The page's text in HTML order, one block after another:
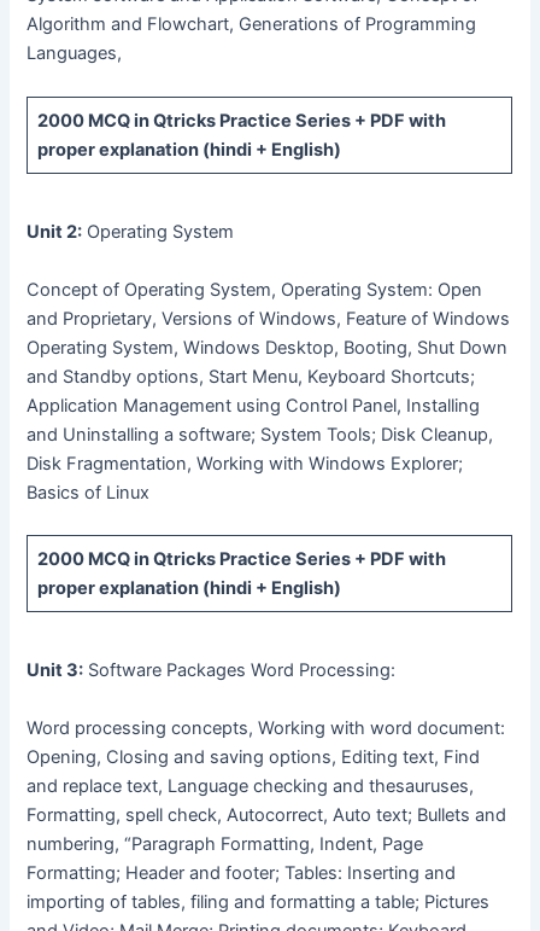
Algorithm and Flowchart, Generations of Programming
Languages,
2000 MCQin Qtricks Practice Series + PDF with
proper explanation (hindi + English)
Unit 2: Operating System
Concept of Operating System, Operating System: Open
and Proprietary, Versions of Windows, Feature of Windows
Operating System, Windows Desktop, Booting, Shut Down
and Standby options, Start Menu, Keyboard Shortcuts;
Application Management using Control Panel, Installing
and Uninstalling a software; System Tools; Disk Cleanup,
Disk Fragmentation, Working with Windows Explorer;
Basics of Linux
2000 MCQin Qtricks Practice Series + PDF with
proper explanation (hindi + English)
Unit 3: Software Packages Word Processing:
Word processing concepts, Working with word document:
Opening, Closing and saving options, Editing text, Find
and replace text, Language checking and thesauruses,
Formatting, spell check, Autocorrect, Auto text; Bullets and
numbering, “Paragraph Formatting, Indent, Page
Formatting; Header and footer; Tables: Inserting and
importing of tables, filing and formatting a table; Pictures